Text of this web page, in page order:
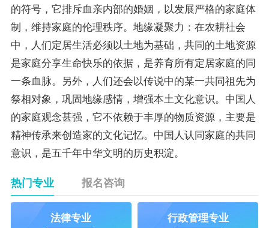
的符号，它排斥血亲内部的婚姻，以发展严格的家庭体
制，维持家庭的伦理秩序。地缘凝聚力：在农耕社会
中，人们定居生活必须以土地为基础，共同的土地资源
是家庭分享生命快乐的依据，是养育所有定居家庭的同
一条血脉。另外，人们还会以传说中的某一共同祖先为
祭相对象，巩固地缘感情，增强本土文化意识。中国人
的家庭观念甚强，它不依赖于丰厚的物质资源，主要是
精神传承来创造家的文化记忆。中国人认同家庭的共同
意识，是五千年中华文明的历史积淀。
热门专业 报名咨询
法律专业 行政管理专业